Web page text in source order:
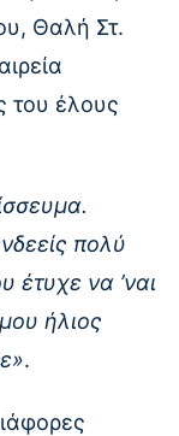
Θαλή Στ.
του έλους
πολύ
να ’ναι
ήλιος
.